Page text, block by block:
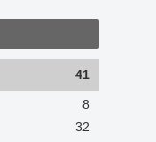
41
8
32